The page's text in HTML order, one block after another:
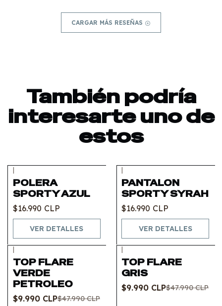
CARGAR MÁS RESEÑAS
También podría
interesarte uno de
estos
|
POLERA
SPORTY AZUL
$16.990 CLP
VER DETALLES
|
PANTALON
SPORTY SYRAH
$16.990 CLP
VER DETALLES
|
TOP FLARE
VERDE
PETROLEO
$9.990 CLP$47.990 CLP
Agotado
|
TOP FLARE
GRIS
$9.990 CLP$47.990 CLP